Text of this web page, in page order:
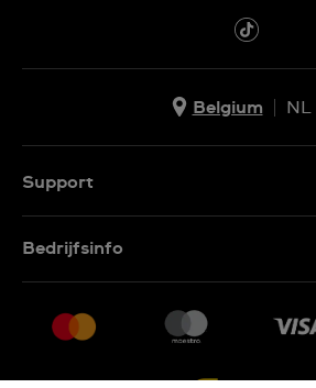
Belgium
NL
Support
Retournering
Verkoopvoorwaarden
Bedrijfsinfo
Vacatures